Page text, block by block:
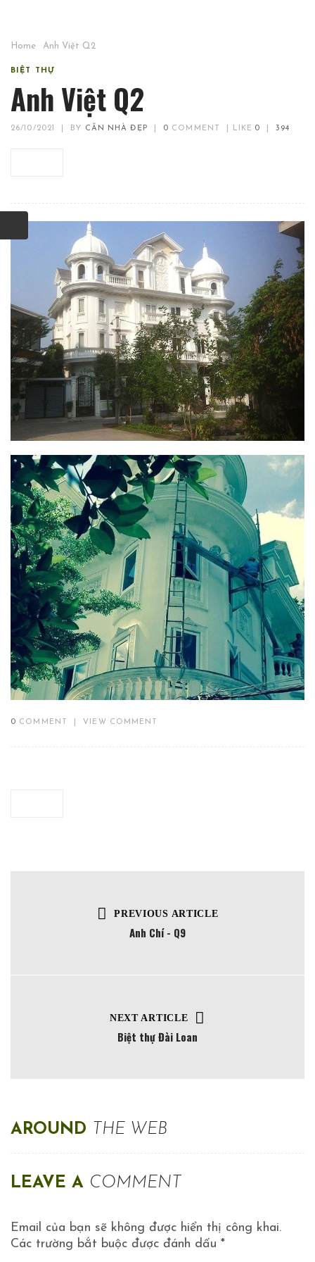
Home Anh Việt Q2
BIỆT THỰ
Anh Việt Q2
26/10/2021 BY CĂN NHÀ ĐẸP 0 COMMENT LIKE 0 394
0 COMMENT VIEW COMMENT
PREVIOUS ARTICLE
Anh Chí - Q9
NEXT ARTICLE
Biệt thự Đài Loan
AROUND THE WEB
LEAVE A COMMENT
Email của bạn sẽ không được hiển thị công khai.
Các trường bắt buộc được đánh dấu *